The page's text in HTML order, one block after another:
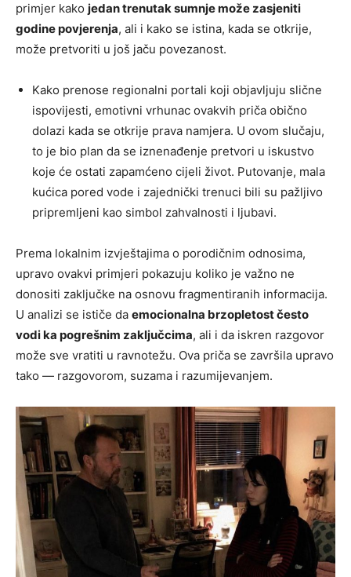
primjer kako jedan trenutak sumnje može zasjeniti
godine povjerenja, ali i kako se istina, kada se otkrije,
može pretvoriti u još jaču povezanost.
Kako prenose regionalni portali koji objavljuju slične
ispovijesti, emotivni vrhunac ovakvih priča obično
dolazi kada se otkrije prava namjera. U ovom slučaju,
to je bio plan da se iznenađenje pretvori u iskustvo
koje će ostati zapamćeno cijeli život. Putovanje, mala
kućica pored vode i zajednički trenuci bili su pažljivo
pripremljeni kao simbol zahvalnosti i ljubavi.
Prema lokalnim izvještajima o porodičnim odnosima,
upravo ovakvi primjeri pokazuju koliko je važno ne
donositi zaključke na osnovu fragmentiranih informacija.
U analizi se ističe da emocionalna brzopletost često
vodi ka pogrešnim zaključcima, ali i da iskren razgovor
može sve vratiti u ravnotežu. Ova priča se završila upravo
tako — razgovorom, suzama i razumijevanjem.